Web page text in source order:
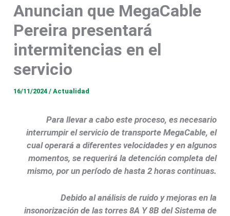
Anuncian que MegaCable
Pereira presentará
intermitencias en el
servicio
16/11/2024/Actualidad
Para llevar a cabo este proceso, es necesario
interrumpir el servicio de transporte MegaCable, el
cual operará a diferentes velocidades y en algunos
momentos, se requerirá la detención completa del
mismo, por un período de hasta 2 horas continuas.
Debido al análisis de ruido y mejoras en la
insonorización de las torres 8A Y 8B del Sistema de